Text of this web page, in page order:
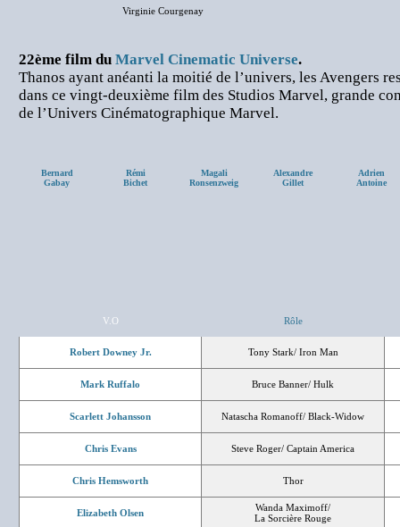
Virginie Courgenay
22ème film du Marvel Cinematic Universe.
Thanos ayant anéanti la moitié de l’univers, les Avengers
dans ce vingt-deuxième film des Studios Marvel, grande
de l’Univers Cinématographique Marvel.
Bernard
Gabay
Rémi
Bichet
Magali
Ronsenzweig
Alexandre
Gillet
Adrien
Antoine
V.O Rôle
Robert Downey Jr. Tony Stark/ Iron Man
Mark Ruffalo Bruce Banner/ Hulk
Scarlett Johansson Natascha Romanoff/ Black-Widow
Chris Evans Steve Roger/ Captain America
Chris Hemsworth Thor
Elizabeth Olsen
Wanda Maximoff/
La Sorcière Rouge